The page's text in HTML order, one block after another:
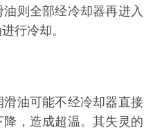
则全部经冷却器再进入
行冷却。
油可能不经冷却器直接
，造成超温。其失灵的